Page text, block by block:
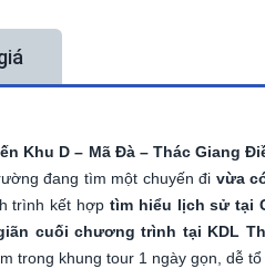
Khu D – Mã Đà – Thác Giang
đang tìm một chuyến đi vừa
trình kết hợp tìm hiểu lịch sử tại
cuối chương trình tại KDL
trong khung tour 1 ngày gọn, dễ